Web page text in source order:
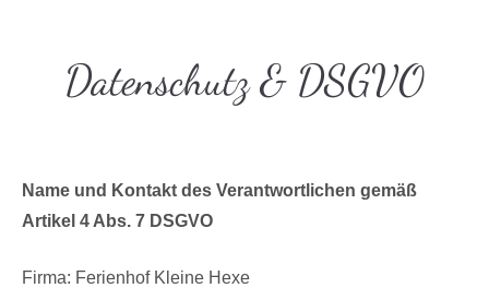
Datenschutz & DSGVO
Name und Kontakt des Verantwortlichen gemäß
Artikel 4 Abs. 7 DSGVO
Firma: Ferienhof Kleine Hexe